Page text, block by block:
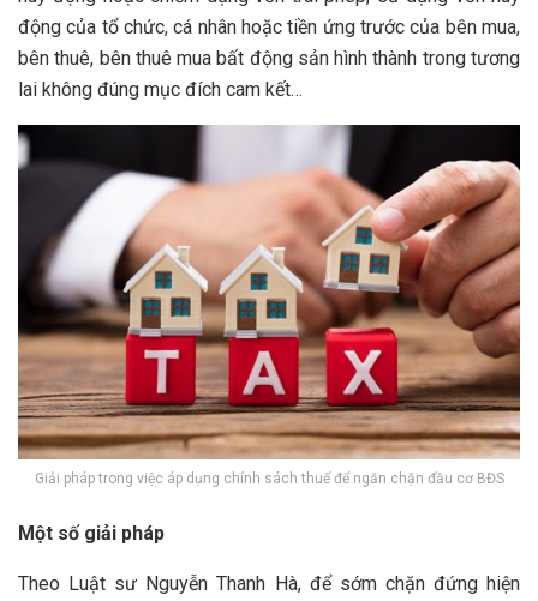
động của tổ chức, cá nhân hoặc tiền ứng trước của bên mua,
bên thuê, bên thuê mua bất động sản hình thành trong tương
lai không đúng mục đích cam kết…
Giải pháp trong việc áp dụng chính sách thuế để ngăn chặn đầu cơ BĐS
Một số giải pháp
Theo Luật sư Nguyễn Thanh Hà, để sớm chặn đứng hiện